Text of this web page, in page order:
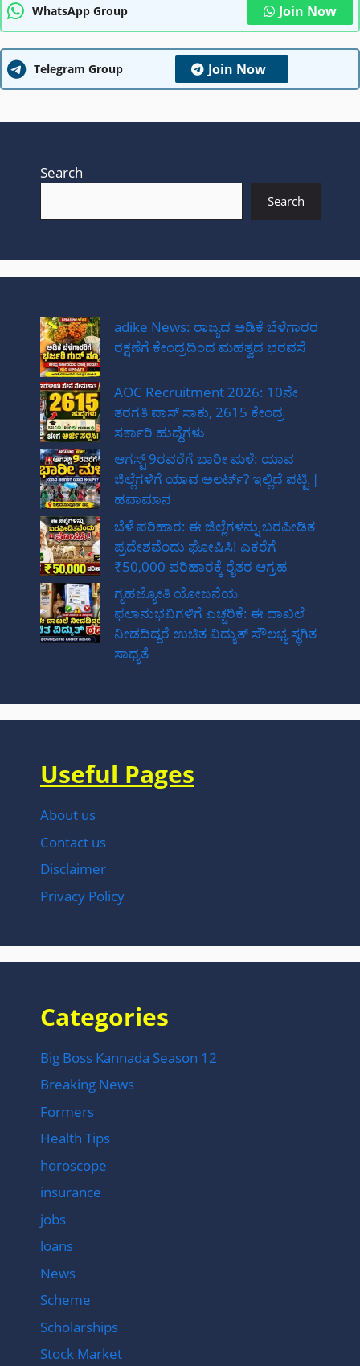
WhatsApp Group Join Now
Telegram Group Join Now
Search
Search
adike News: ರಾಜ್ಯದ ಅಡಿಕೆ ಬೆಳೆಗಾರರ
ರಕ್ಷಣೆಗೆ ಕೇಂದ್ರದಿಂದ ಮಹತ್ವದ ಭರವಸೆ
AOC Recruitment 2026: 10ನೇ
ತರಗತಿ ಪಾಸ್ ಸಾಕು, 2615 ಕೇಂದ್ರ
ಸರ್ಕಾರಿ ಹುದ್ದೆಗಳು
ಆಗಸ್ಟ್ 9ರವರೆಗೆ ಭಾರೀ ಮಳೆ: ಯಾವ
ಜಿಲ್ಲೆಗಳಿಗೆ ಯಾವ ಅಲರ್ಟ್? ಇಲ್ಲಿದೆ ಪಟ್ಟಿ |
ಹವಾಮಾನ
ಬೆಳೆ ಪರಿಹಾರ: ಈ ಜಿಲ್ಲೆಗಳನ್ನು ಬರಪೀಡಿತ
ಪ್ರದೇಶವೆಂದು ಘೋಷಿಸಿ! ಎಕರೆಗೆ
₹50,000 ಪರಿಹಾರಕ್ಕೆ ರೈತರ ಆಗ್ರಹ
ಗೃಹಜ್ಯೋತಿ ಯೋಜನೆಯ
ಫಲಾನುಭವಿಗಳಿಗೆ ಎಚ್ಚರಿಕೆ: ಈ ದಾಖಲೆ
ನೀಡದಿದ್ದರೆ ಉಚಿತ ವಿದ್ಯುತ್ ಸೌಲಭ್ಯ ಸ್ಥಗಿತ
ಸಾಧ್ಯತೆ
Useful Pages
About us
Contact us
Disclaimer
Privacy Policy
Categories
Big Boss Kannada Season 12
Breaking News
Formers
Health Tips
horoscope
insurance
jobs
loans
News
Scheme
Scholarships
Stock Market